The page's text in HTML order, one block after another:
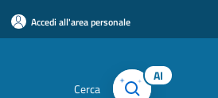
Accedi all'area personale
Cerca
AI